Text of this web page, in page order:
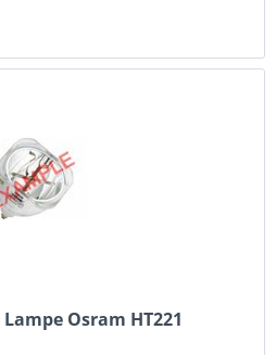
Osram HT221